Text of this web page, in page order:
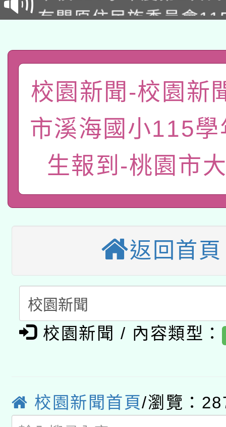
次招考甄選結果公告(
有關原住民族委員會
一案。
答一案
有關本府115年70歲以
人員健康講座「吃得安
心」，鼓勵退休同仁踴
案。
本校115學年度第2次
招甄選結果公告(無人
招)
本館辦理115年度閱讀
暨閱讀推動專業研習
科技賦能─人工智慧
礎課程
本校115學年度第1次
第3次招考甄選結果公
本校115學年度第2次
次招考甄選結果公告(
有關原住民族委員會
公告之原住民族歲時祭
一案。
兒童少年暑期犯罪預防
答一案
有關本府115年70歲以
人員健康講座「吃得安
案。
本校115學年度第2次
招)
暨閱讀推動專業研習
科技賦能─人工智慧
校園新聞-校園新
市溪海國小115
生報到-桃園市
返回首頁
校園新聞 / 內容類型：
校園新聞首頁/瀏覽：